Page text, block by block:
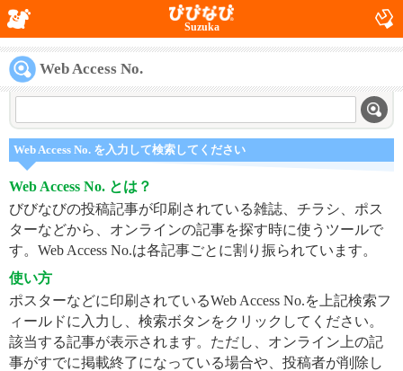
Suzuka
Web Access No.
Web Access No. を入力して検索してください
Web Access No. とは？
びびなびの投稿記事が印刷されている雑誌、チラシ、ポス
ターなどから、オンラインの記事を探す時に使うツールで
す。Web Access No.は各記事ごとに割り振られています。
使い方
ポスターなどに印刷されているWeb Access No.を上記検索フ
ィールドに入力し、検索ボタンをクリックしてください。
該当する記事が表示されます。ただし、オンライン上の記
事がすでに掲載終了になっている場合や、投稿者が削除し